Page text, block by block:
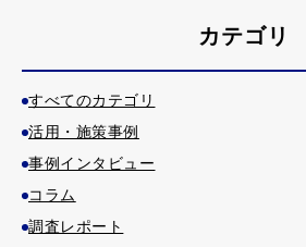
カテゴリ
すべてのカテゴリ
活用・施策事例
事例インタビュー
コラム
調査レポート